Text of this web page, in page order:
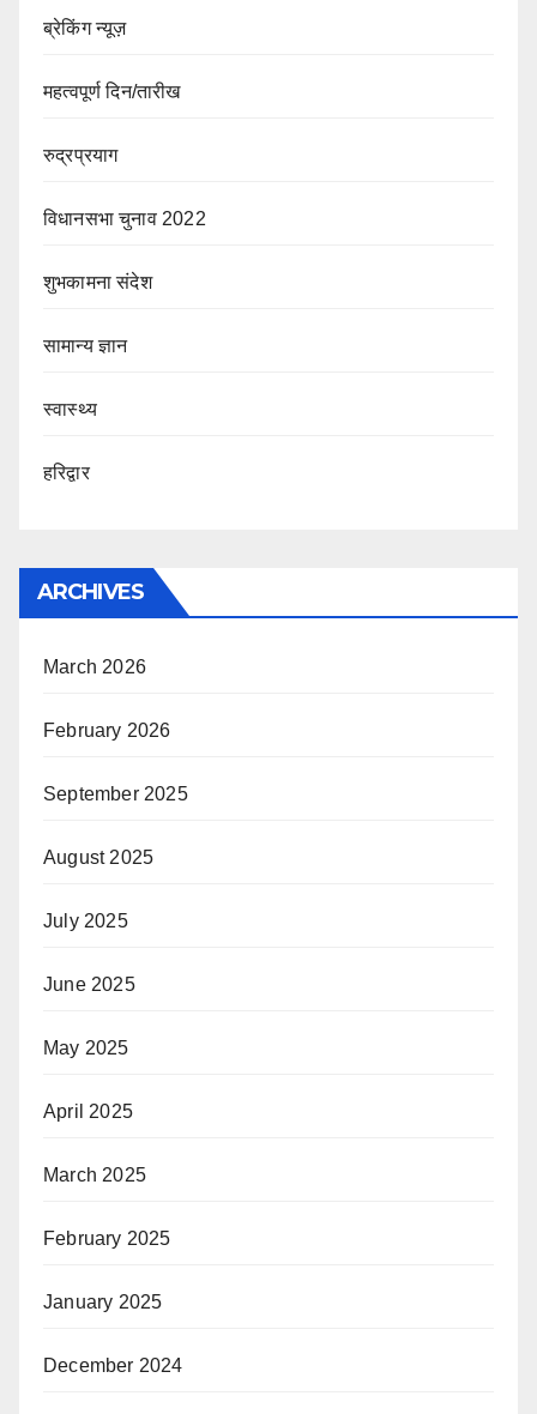
ब्रेकिंग न्यूज़
महत्वपूर्ण दिन/तारीख
रुद्रप्रयाग
विधानसभा चुनाव 2022
शुभकामना संदेश
सामान्य ज्ञान
स्वास्थ्य
हरिद्वार
ARCHIVES
March 2026
February 2026
September 2025
August 2025
July 2025
June 2025
May 2025
April 2025
March 2025
February 2025
January 2025
December 2024